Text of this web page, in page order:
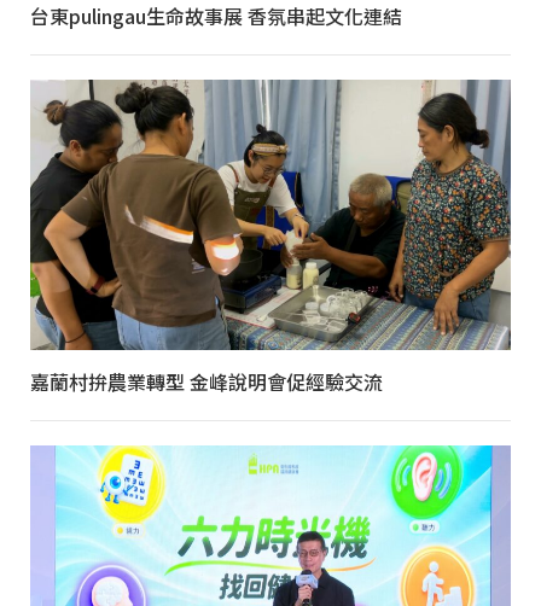
台東pulingau生命故事展 香氛串起文化連結
嘉蘭村拚農業轉型 金峰說明會促經驗交流